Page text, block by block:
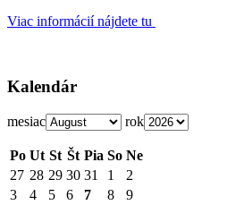
Viac informácií nájdete tu
Kalendár
mesiac rok
Po Ut St Št Pia So Ne
27 28 29 30 31 1
2
3
4 5 6 7 8
9